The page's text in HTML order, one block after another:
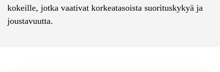
kokeille, jotka vaativat korkeatasoista suorituskykyä ja
joustavuutta.